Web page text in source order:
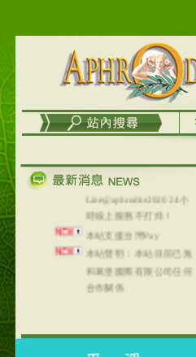
在外租屋者、居住處無管
理員、不方便在工作地點
取件者，歡迎多多使用
【郵局i郵箱】的服務喔～
【i郵箱】設立的地點，請
Line@aphrodite2020 24小
本站支援台灣Pay
本站聲明：本站目前已無
和葛堡國際有限公司任何
本站支援支付宝
NT$320(RMB￥71.00)